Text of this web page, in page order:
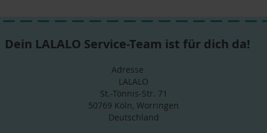
Dein LALALO Service-Team ist für dich da!
Adresse
LALALO
St.-Tönnis-Str. 71
50769 Köln, Worringen
Deutschland